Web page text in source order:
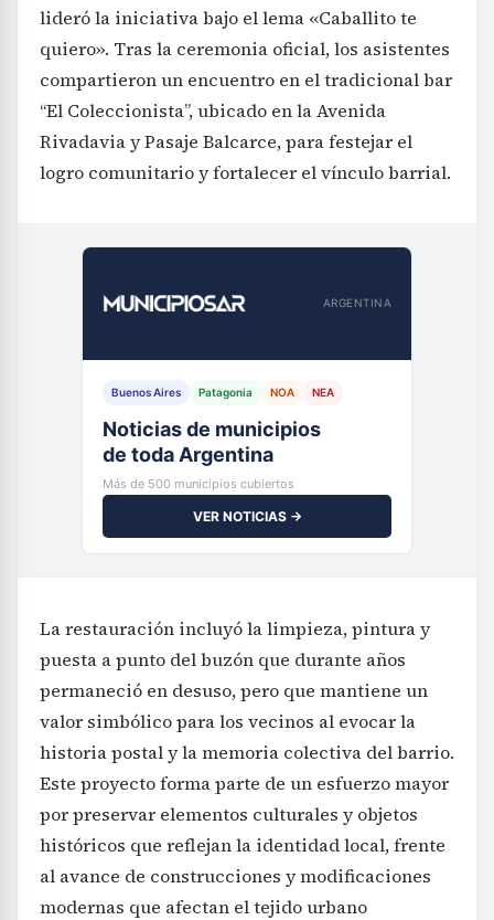
lideró la iniciativa bajo el lema «Caballito te
quiero». Tras la ceremonia oficial, los asistentes
compartieron un encuentro en el tradicional bar
“El Coleccionista”, ubicado en la Avenida
Rivadavia y Pasaje Balcarce, para festejar el
logro comunitario y fortalecer el vínculo barrial.
ARGENTINA
Buenos Aires Patagonia NOA NEA
Noticias de municipios
de toda Argentina
Más de 500 municipios cubiertos
VER NOTICIAS →
La restauración incluyó la limpieza, pintura y
puesta a punto del buzón que durante años
permaneció en desuso, pero que mantiene un
valor simbólico para los vecinos al evocar la
historia postal y la memoria colectiva del barrio.
Este proyecto forma parte de un esfuerzo mayor
por preservar elementos culturales y objetos
históricos que reflejan la identidad local, frente
al avance de construcciones y modificaciones
modernas que afectan el tejido urbano